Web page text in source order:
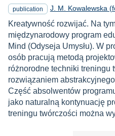
publication J. M. Kowalewska
Kreatywność rozwijać. Na
międzynarodowy program
Mind (Odyseja Umysłu). W
osób pracują metodą
różnorodne techniki treningu
rozwiązaniem
Część absolwentów
jako naturalną kontynuację
treningu twórczości można